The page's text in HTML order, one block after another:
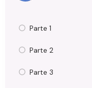
Parte 1
Parte 2
Parte 3